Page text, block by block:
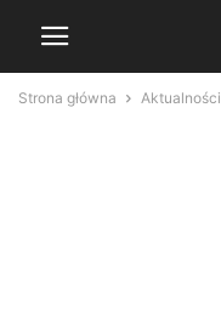
Strona główna Aktualności